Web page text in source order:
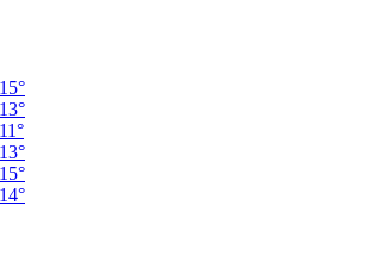
15°
13°
11°
13°
15°
14°